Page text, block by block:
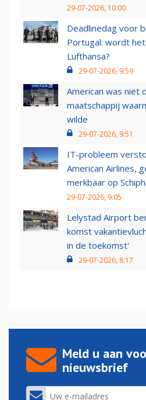
29-07-2026, 10:00
Deadlinedag voor
Portugal: wordt
Lufthansa?
29-07-2026, 9:59
American was niet
maatschappij
wilde
29-07-2026, 9:51
IT-probleem
American Airlines,
merkbaar op
29-07-2026, 9:05
Lelystad Airport
komst
in de toekomst'
29-07-2026, 8:17
Meld u aan
nieuwsbrief